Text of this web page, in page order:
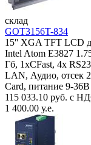
склад
GOT3156T-834
15'' XGA TFT LCD
Intel Atom E3827
Гб, 1xCFast, 4x
LAN, Аудио, отсек
Card, питание 9-
115 033.10 руб. с
1 400.00 у.е.